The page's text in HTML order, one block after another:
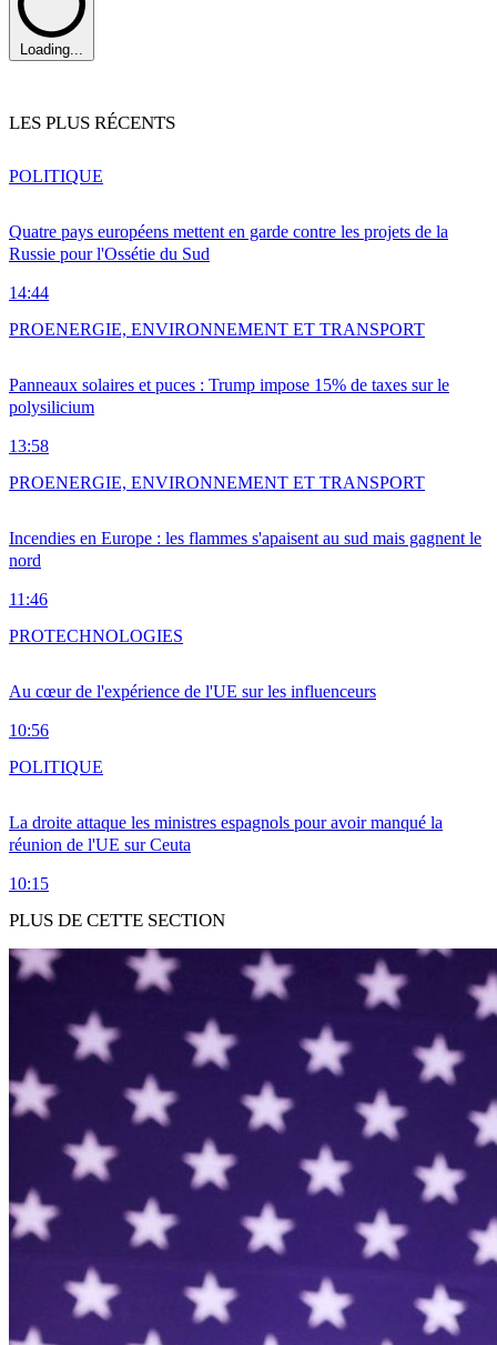
Loading...
LES PLUS RÉCENTS
Quatre pays européens mettent en garde contre les projets de la
Russie pour l'Ossétie du Sud
14:44
POLITIQUE
Panneaux solaires et puces : Trump impose 15% de taxes sur le
polysilicium
13:58
PROENERGIE, ENVIRONNEMENT ET TRANSPORT
Incendies en Europe : les flammes s'apaisent au sud mais gagnent le
nord
11:46
PROENERGIE, ENVIRONNEMENT ET TRANSPORT
Au cœur de l'expérience de l'UE sur les influenceurs
10:56
PROTECHNOLOGIES
La droite attaque les ministres espagnols pour avoir manqué la
réunion de l'UE sur Ceuta
10:15
POLITIQUE
PLUS DE CETTE SECTION